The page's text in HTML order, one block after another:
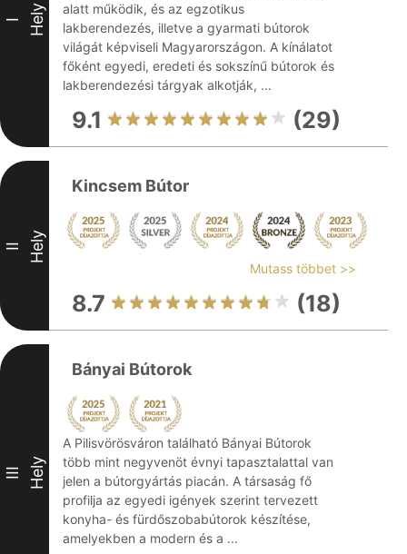
I Hely
alatt működik, és az egzotikus
lakberendezés, illetve a gyarmati bútorok
világát képviseli Magyarországon. A kínálatot
főként egyedi, eredeti és sokszínű bútorok és
lakberendezési tárgyak alkotják, ...
9.1 (29)
II Hely
Kincsem Bútor
Mutass többet >>
8.7 (18)
III Hely
Bányai Bútorok
A Pilisvörösváron található Bányai Bútorok
több mint negyvenöt évnyi tapasztalattal van
jelen a bútorgyártás piacán. A társaság fő
profilja az egyedi igények szerint tervezett
konyha- és fürdőszobabútorok készítése,
amelyekben a modern és a ...